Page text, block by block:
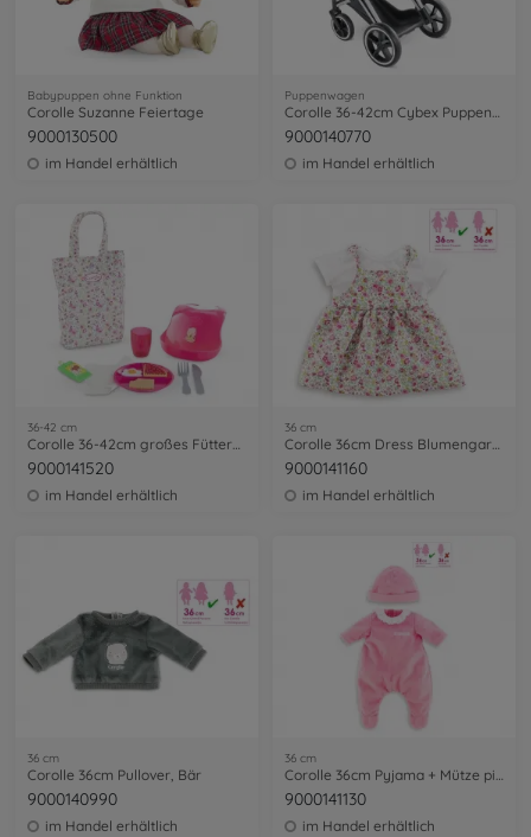
Babypuppen ohne Funktion
Corolle Suzanne Feiertage
9000130500
im Handel erhältlich
Puppenwagen
Corolle 36-42cm Cybex Puppenwagen
9000140770
im Handel erhältlich
36-42 cm
9000141520
im Handel erhältlich
36 cm
9000141160
im Handel erhältlich
36 cm
Corolle 36cm Pullover, Bär
9000140990
im Handel erhältlich
36 cm
Corolle 36cm Pyjama + Mütze pink
9000141130
im Handel erhältlich